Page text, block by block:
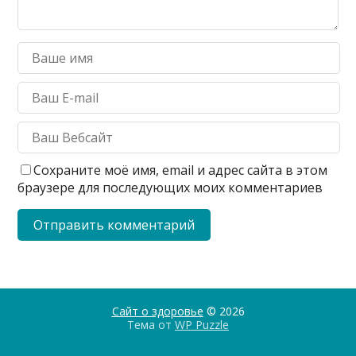
Сохраните моё имя, email и адрес сайта в этом
браузере для последующих моих комментариев
Сайт о здоровье © 2026
Тема от WP Puzzle